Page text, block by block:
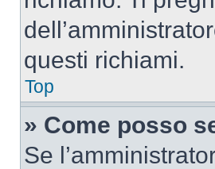
questi richiami.
Top
» Come posso
Se